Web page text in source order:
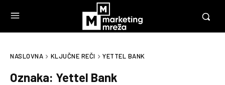
NASLOVNA KLJUČNE REČI YETTEL BANK
Oznaka: Yettel Bank